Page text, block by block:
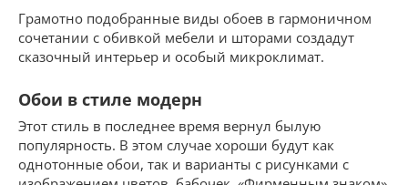
Грамотно подобранные виды обоев в гармоничном
сочетании с обивкой мебели и шторами создадут
сказочный интерьер и особый микроклимат.
Обои в стиле модерн
Этот стиль в последнее время вернул былую
популярность. В этом случае хороши будут как
однотонные обои, так и варианты с рисунками с